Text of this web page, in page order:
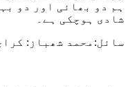
ہم دو بھائی اور دو
شادی ہوچکی ہے۔
سائل:محمد شھباز: